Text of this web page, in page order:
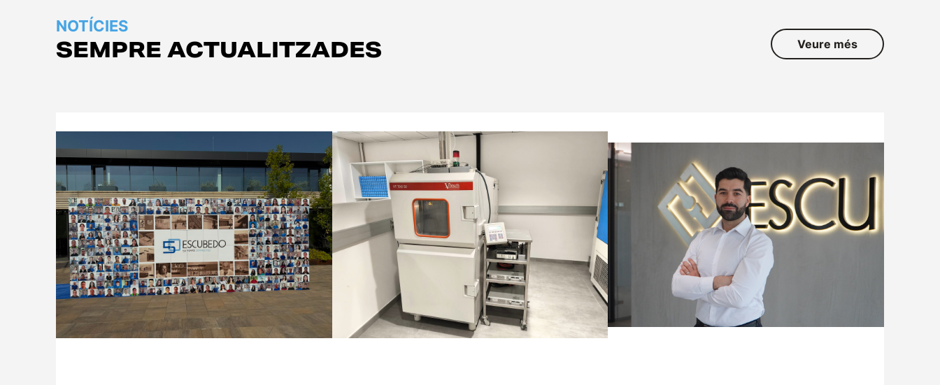
Productes
Notícies
Descàrregues
SOL·LICITUD DE MOSTRES
NOTÍCIES
SEMPRE ACTUALITZADES Veure més